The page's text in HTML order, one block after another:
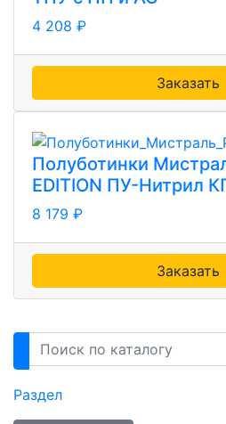
4 208 ₽
Заказать
Полуботинки
EDITION ПУ-Нитрил
8 179 ₽
Заказать
Раздел